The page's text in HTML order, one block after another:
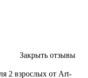
Закрыть отзывы